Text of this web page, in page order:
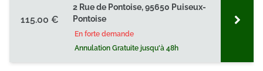
115.00 €
2 Rue de Pontoise, 95650 Puiseux-
Pontoise
En forte demande
Annulation Gratuite jusqu'à 48h